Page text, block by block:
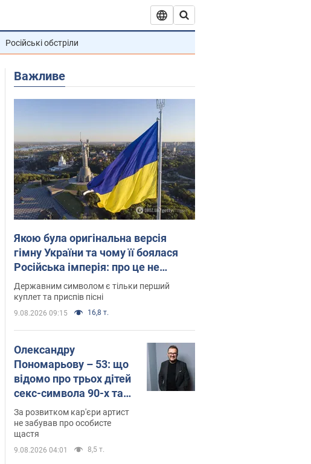
Російські обстріли
Важливе
Якою була оригінальна версія
гімну України та чому її боялася
Російська імперія: про це не
розповідають у школі
Державним символом є тільки перший
куплет та приспів пісні
9.08.2026 09:15 16,8 т.
Олександру
Пономарьову – 53: що
відомо про трьох дітей
секс-символа 90-х та
який вигляд вони
мають
За розвитком кар'єри артист
не забував про особисте
щастя
9.08.2026 04:01 8,5 т.